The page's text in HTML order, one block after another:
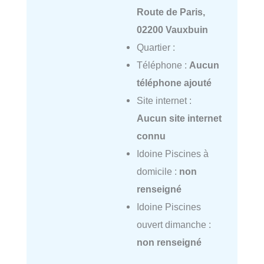
Route de Paris,
02200 Vauxbuin
Quartier :
Téléphone : Aucun
téléphone ajouté
Site internet :
Aucun site internet
connu
Idoine Piscines à
domicile : non
renseigné
Idoine Piscines
ouvert dimanche :
non renseigné